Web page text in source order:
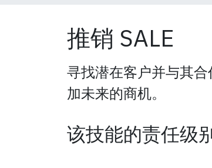
推销 SALE
寻找潜在客户并与其
加未来的商机。
该技能的责任级